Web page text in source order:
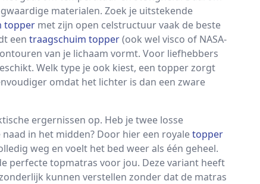
materialen. Zoek je uitstekende
topper met zijn open celstructuur vaak de beste
een traagschuim topper(ook wel visco of NASA-
van je lichaam vormt. Voor liefhebbers
Welk type je ook kiest, een topper zorgt
omdat het lichter is dan een zware
ergernissen op. Heb je twee losse
in het midden? Door hier een royaletopper
weg en voelt het bed weer als één geheel.
perfecte topmatras voor jou. Deze variant heeft
kunnen verstellen zonder dat de matras